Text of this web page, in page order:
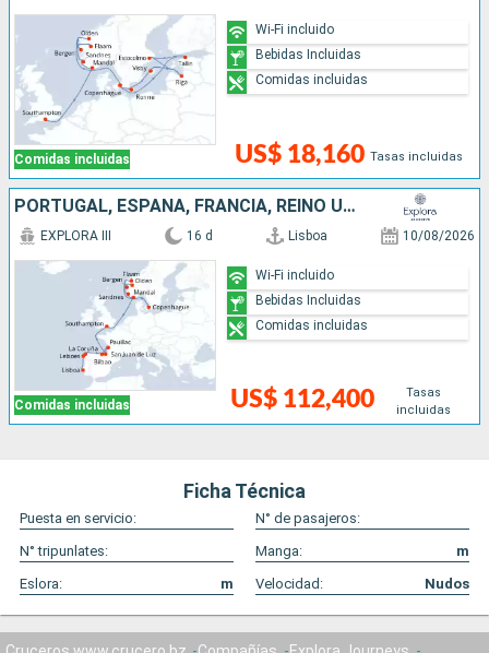
Comidas incluidas US$ 18,160 Tasas incluidas
Wi-Fi incluido
Bebidas Incluidas
Comidas incluidas
PORTUGAL, ESPAÑA, FRANCIA, REINO UNIDO, NORUEGA, DINAMARCA
Comidas incluidas
EXPLORA III 16 d Lisboa 10/08/2026
US$ 112,400
Tasas
incluidas
Wi-Fi incluido
Bebidas Incluidas
Comidas incluidas
Ficha Técnica
Puesta en servicio:
N° de pasajeros:
N° tripunlates:
Manga:
m
Eslora:
m Velocidad: Nudos